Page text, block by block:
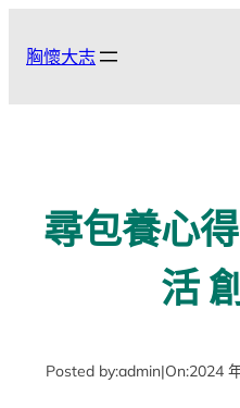
胸懷大志
尋包養心
活
Posted by:admin|On:2024